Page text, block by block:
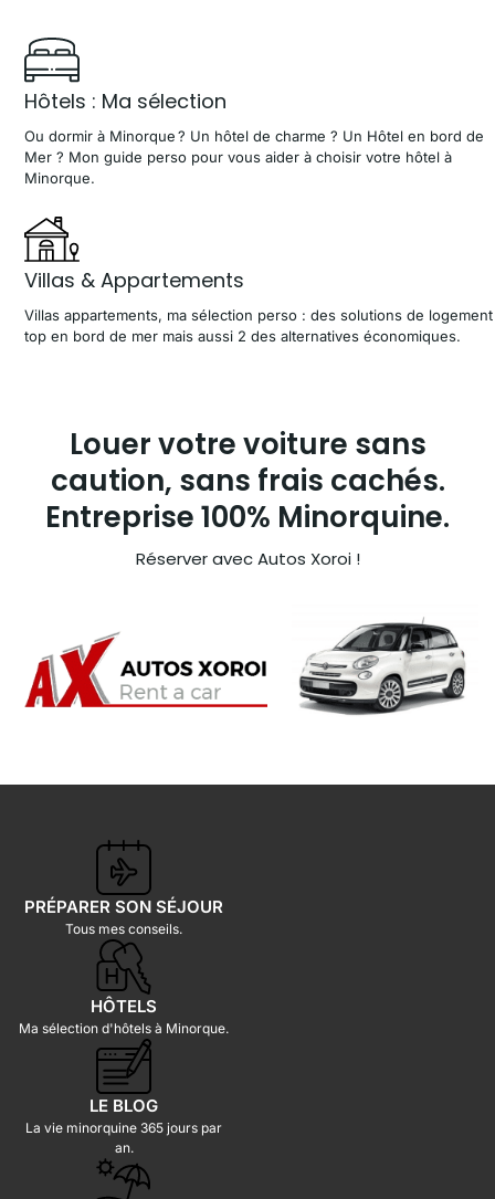
Hôtels : Ma sélection
Ou dormir à Minorque ? Un hôtel de charme ? Un Hôtel en bord de
Mer ? Mon guide perso pour vous aider à choisir votre hôtel à
Minorque.
Villas & Appartements
Villas appartements, ma sélection perso : des solutions de logement
top en bord de mer mais aussi 2 des alternatives économiques.
Louer votre voiture sans
caution, sans frais cachés.
Entreprise 100% Minorquine.
Réserver avec Autos Xoroi !
PRÉPARER SON SÉJOUR
Tous mes conseils.
HÔTELS
Ma sélection d'hôtels à Minorque.
LE BLOG
La vie minorquine 365 jours par
an.